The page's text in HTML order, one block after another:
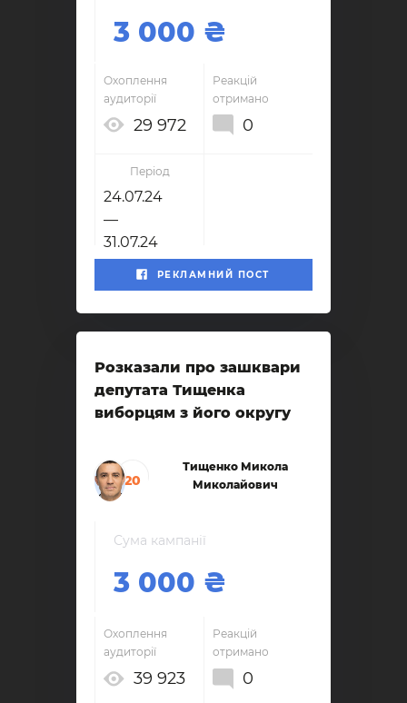
3 000
Охоплення
аудиторії
29 972
Реакцій
отримано
0
Період
24.07.24
—
31.07.24
РЕКЛАМНИЙ ПОСТ
Розказали про зашквари
депутата Тищенка
виборцям з його округу
20
Тищенко Микола
Миколайович
Сума кампанії
3 000
Охоплення
аудиторії
39 923
Реакцій
отримано
0